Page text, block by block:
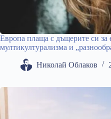
Европа плаща с дъщерите си за
мултикултурализма и
Николай Облаков